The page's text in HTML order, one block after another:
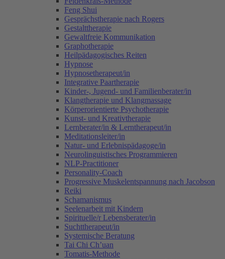
Feng Shui
Gesprächstherapie nach Rogers
Gestalttherapie
Gewaltfreie Kommunikation
Graphotherapie
Heilpädagogisches Reiten
Hypnose
Hypnosetherapeut/in
Integrative Paartherapie
Kinder-, Jugend- und Familienberater/in
Klangtherapie und Klangmassage
Körperorientierte Psychotherapie
Kunst- und Kreativtherapie
Lernberater/in & Lerntherapeut/in
Meditationsleiter/in
Natur- und Erlebnispädagoge/in
Neurolinguistisches Programmieren
NLP-Practitioner
Personality-Coach
Progressive Muskelentspannung nach Jacobson
Reiki
Schamanismus
Seelenarbeit mit Kindern
Spirituelle/r Lebensberater/in
Suchttherapeut/in
Systemische Beratung
Tai Chi Ch’uan
Tomatis-Methode